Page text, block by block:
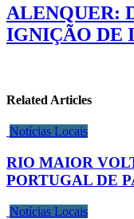
ALENQUER:
IGNIÇÃO DE
Related Articles
Notícias Locais
RIO MAIOR
PORTUGAL DE
Notícias Locais